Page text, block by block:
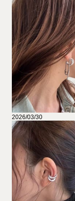
2026/03/30